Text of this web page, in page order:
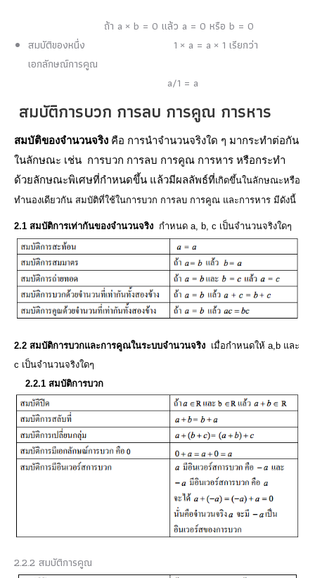
ถ้า a × b = 0 แล้ว a = 0 หรือ b = 0
สมบัติของหนึ่ง 1 × a = a × 1 เรียกว่า
เอกลักษณ์การคูณ
a/1 = a
สมบัติการบวก การลบ การคูณ การหาร
สมบัติของจํานวนจริง คือ การนําจํานวนจริงใด ๆ มากระทําต่อกัน
ในลักษณะ เช่น การบวก การลบ การคูณ การหาร หรือกระทํา
ด้วยลักษณะพิเศษที่กําหนดขึ้น แล้วมีผลลัพธ์ที่เกิดขึ้นในลักษณะหรือ
ทํานองเดียวกัน สมบัติที่ใช้ในการบวก การลบ การคูณ และการหาร มีดังนี้
2.1 สมบัติการเท่ากันของจํานวนจริง กําหนด a, b, c เป็นจํานวนจริงใดๆ
2.2 สมบัติการบวกและการคูณในระบบจํานวนจริง เมื่อกําหนดให้ a,b และ
c เป็นจํานวนจริงใดๆ
2.2.1 สมบัติการบวก
2.2.2 สมบัติการคูณ